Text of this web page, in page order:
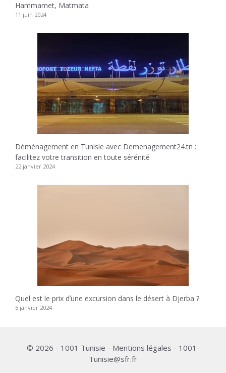
Hammamet, Matmata
11 juin 2024
Déménagement en Tunisie avec Demenagement24.tn :
facilitez votre transition en toute sérénité
22 janvier 2024
Quel est le prix dʼune excursion dans le désert à Djerba ?
5 janvier 2024
© 2026 - 1001 Tunisie - Mentions légales - 1001-
Tunisie@sfr.fr